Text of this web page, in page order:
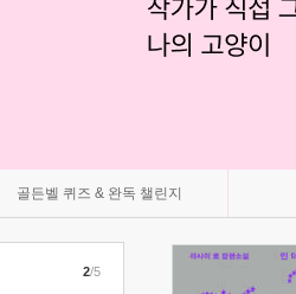
골든벨 퀴즈 & 완독 챌린지
2/5